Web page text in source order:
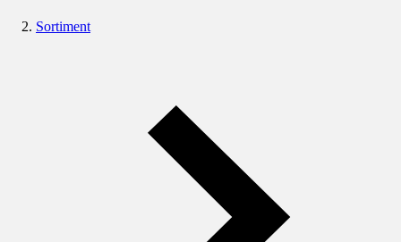
Sortiment